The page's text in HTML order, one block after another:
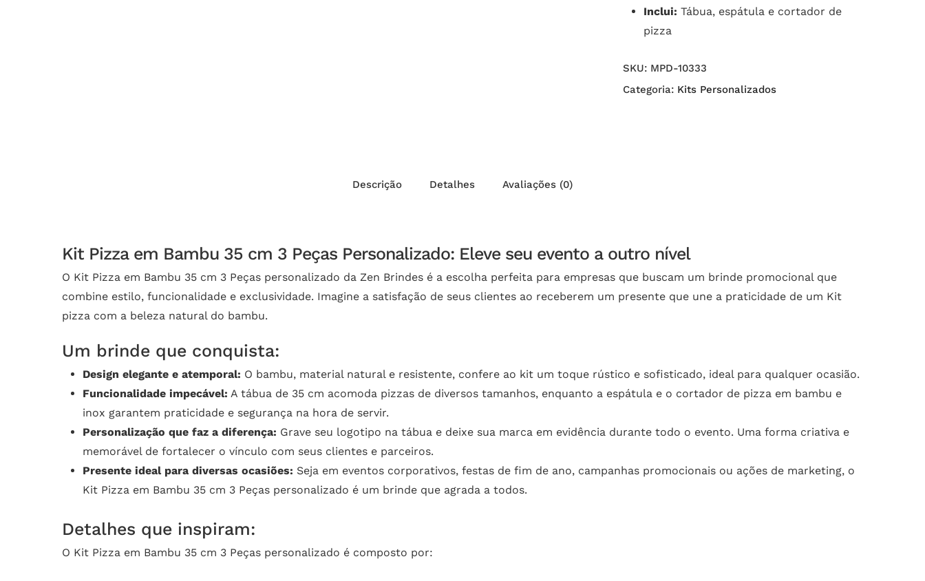
Inclui: Tábua, espátula e cortador de
pizza
SKU: MPD-10333
Categoria: Kits Personalizados
Descrição Detalhes Avaliações (0)
Kit Pizza em Bambu 35 cm 3 Peças Personalizado: Eleve seu evento a outro nível
O Kit Pizza em Bambu 35 cm 3 Peças personalizado da Zen Brindes é a escolha perfeita para empresas que buscam um brinde promocional que
combine estilo, funcionalidade e exclusividade. Imagine a satisfação de seus clientes ao receberem um presente que une a praticidade de um Kit
pizza com a beleza natural do bambu.
Um brinde que conquista:
Design elegante e atemporal: O bambu, material natural e resistente, confere ao kit um toque rústico e sofisticado, ideal para qualquer ocasião.
Funcionalidade impecável: A tábua de 35 cm acomoda pizzas de diversos tamanhos, enquanto a espátula e o cortador de pizza em bambu e
inox garantem praticidade e segurança na hora de servir.
Personalização que faz a diferença: Grave seu logotipo na tábua e deixe sua marca em evidência durante todo o evento. Uma forma criativa e
memorável de fortalecer o vínculo com seus clientes e parceiros.
Presente ideal para diversas ocasiões: Seja em eventos corporativos, festas de fim de ano, campanhas promocionais ou ações de marketing, o
Kit Pizza em Bambu 35 cm 3 Peças personalizado é um brinde que agrada a todos.
Detalhes que inspiram:
O Kit Pizza em Bambu 35 cm 3 Peças personalizado é composto por: